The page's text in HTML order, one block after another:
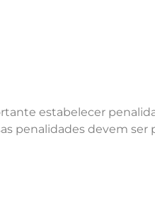
estabelecer
penalidades devem ser